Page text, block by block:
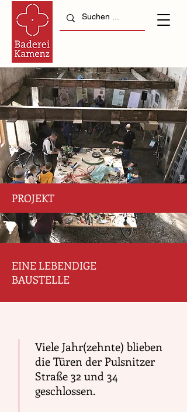
PROJEKT
EINE LEBENDIGE
BAUSTELLE
Viele Jahr(zehnte) blieben
die Türen der Pulsnitzer
Straße 32 und 34
geschlossen.